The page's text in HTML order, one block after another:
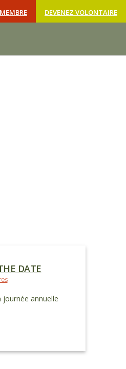
DEVENEZ VOLONTAIRE
DATE
annuelle